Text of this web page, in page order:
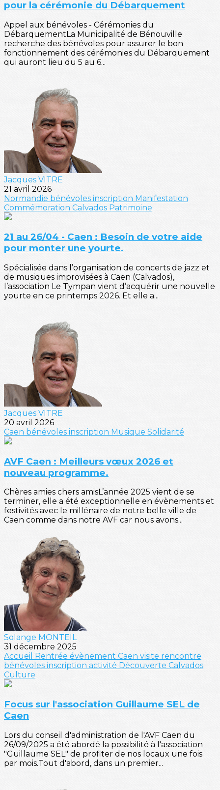
pour la cérémonie du Débarquement
Appel aux bénévoles - Cérémonies du
DébarquementLa Municipalité de Bénouville
recherche des bénévoles pour assurer le bon
fonctionnement des cérémonies du Débarquement
qui auront lieu du 5 au 6...
Jacques VITRE
21 avril 2026
Normandie bénévoles inscription Manifestation
Commémoration Calvados Patrimoine
21 au 26/04 - Caen : Besoin de votre aide
pour monter une yourte.
Spécialisée dans l’organisation de concerts de jazz et
de musiques improvisées à Caen (Calvados),
l’association Le Tympan vient d’acquérir une nouvelle
yourte en ce printemps 2026. Et elle a...
Jacques VITRE
20 avril 2026
Caen bénévoles inscription Musique Solidarité
AVF Caen : Meilleurs vœux 2026 et
nouveau programme.
Chères amies chers amisL’année 2025 vient de se
terminer, elle a été exceptionnelle en évènements et
festivités avec le millénaire de notre belle ville de
Caen comme dans notre AVF car nous avons...
Solange MONTEIL
31 décembre 2025
Accueil
Rentrée évènement Caen visite rencontre
bénévoles inscription activité Découverte Calvados
Culture
Focus sur l'association Guillaume SEL de
Caen
Lors du conseil d'administration de l'AVF Caen du
26/09/2025 a été abordé la possibilité à l'association
"Guillaume SEL" de profiter de nos locaux une fois
par mois.Tout d'abord, dans un premier...